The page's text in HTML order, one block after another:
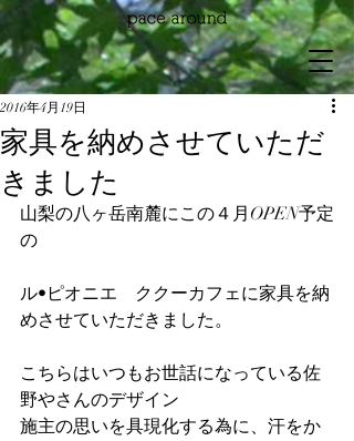
家具を納めさせていただ
きました
2016年4月19日
山梨の八ヶ岳南麓にこの４月OPEN予定
の
ル•ピオニエ　ククーカフェに家具を納
めさせていただきました。
こちらはいつもお世話になっている佐
野やさんのデザイン
施主の思いを具現化する為に、汗をか